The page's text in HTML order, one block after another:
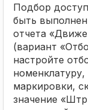
Подбор
быть
отчета
(вариант
настройте
маркировки,
значение